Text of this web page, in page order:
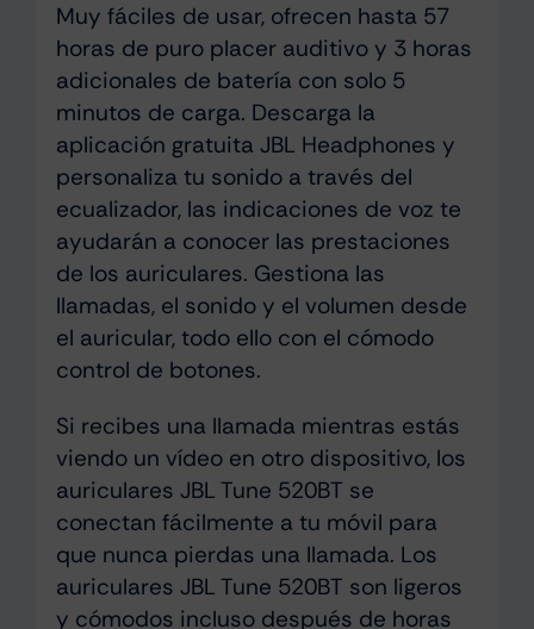
Muy fáciles de usar, ofrecen hasta 57
horas de puro placer auditivo y 3 horas
adicionales de batería con solo 5
minutos de carga. Descarga la
aplicación gratuita JBL Headphones y
personaliza tu sonido a través del
ecualizador, las indicaciones de voz te
ayudarán a conocer las prestaciones
de los auriculares. Gestiona las
llamadas, el sonido y el volumen desde
el auricular, todo ello con el cómodo
control de botones.
Si recibes una llamada mientras estás
viendo un vídeo en otro dispositivo, los
auriculares JBL Tune 520BT se
conectan fácilmente a tu móvil para
que nunca pierdas una llamada. Los
auriculares JBL Tune 520BT son ligeros
y cómodos incluso después de horas